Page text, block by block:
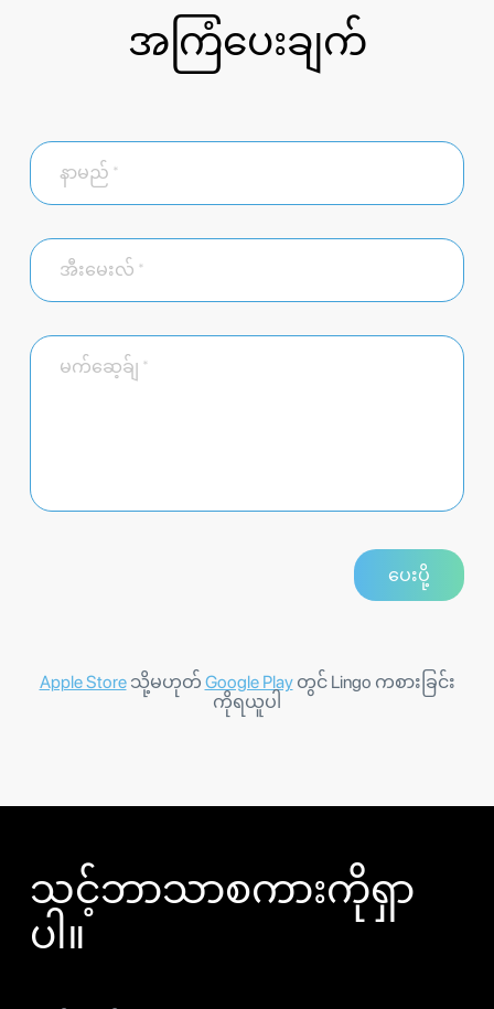
အကြံပေးချက်
Apple Storeသို့မဟုတ် Google Playတွင် Lingo ကစားခြင်း
ကိုရယူပါ
သင့်ဘာသာစကားကိုရှာ
ပါ။